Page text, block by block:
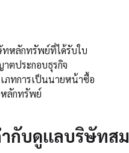
หลักทรัพย์ที่ได้รับใบ
ตประกอบธุรกิจ
ภทการเป็นนายหน้าซื้อ
ลักทรัพย์
กับดูเเลบริษัทส